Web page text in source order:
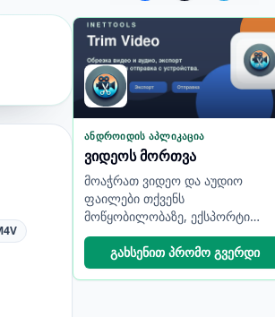
ᲐᲜᲓᲠᲝᲘᲓᲘᲡ ᲐᲞᲚᲘᲙᲐᲪᲘᲐ
ვიდეოს მორთვა
მოაჭრათ ვიდეო და აუდიო
ფაილები თქვენს
მოწყობილობაზე, ექსპორტი
გაუკეთეთ კლიპებს, შეცვალეთ
ხარისხი და გააზიარეთ შედეგი.
გახსენით პრომო გვერდი